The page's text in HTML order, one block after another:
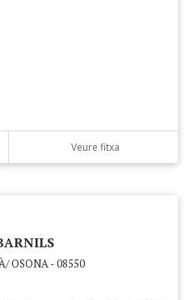
Veure fitxa
OSONA - 08550